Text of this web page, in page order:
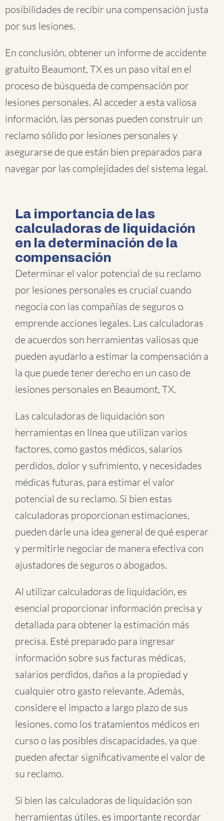
posibilidades de recibir una compensación justa
por sus lesiones.
En conclusión, obtener un informe de accidente
gratuito Beaumont, TX es un paso vital en el
proceso de búsqueda de compensación por
lesiones personales. Al acceder a esta valiosa
información, las personas pueden construir un
reclamo sólido por lesiones personales y
asegurarse de que están bien preparados para
navegar por las complejidades del sistema legal.
La importancia de las
calculadoras de liquidación
en la determinación de la
compensación
Determinar el valor potencial de su reclamo
por lesiones personales es crucial cuando
negocia con las compañías de seguros o
emprende acciones legales. Las calculadoras
de acuerdos son herramientas valiosas que
pueden ayudarlo a estimar la compensación a
la que puede tener derecho en un caso de
lesiones personales en Beaumont, TX.
Las calculadoras de liquidación son
herramientas en línea que utilizan varios
factores, como gastos médicos, salarios
perdidos, dolor y sufrimiento, y necesidades
médicas futuras, para estimar el valor
potencial de su reclamo. Si bien estas
calculadoras proporcionan estimaciones,
pueden darle una idea general de qué esperar
y permitirle negociar de manera efectiva con
ajustadores de seguros o abogados.
Al utilizar calculadoras de liquidación, es
esencial proporcionar información precisa y
detallada para obtener la estimación más
precisa. Esté preparado para ingresar
información sobre sus facturas médicas,
salarios perdidos, daños a la propiedad y
cualquier otro gasto relevante. Además,
considere el impacto a largo plazo de sus
lesiones, como los tratamientos médicos en
curso o las posibles discapacidades, ya que
pueden afectar significativamente el valor de
su reclamo.
Si bien las calculadoras de liquidación son
herramientas útiles, es importante recordar